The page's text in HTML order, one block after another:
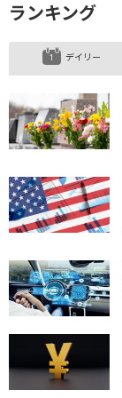
ランキング
デイリー